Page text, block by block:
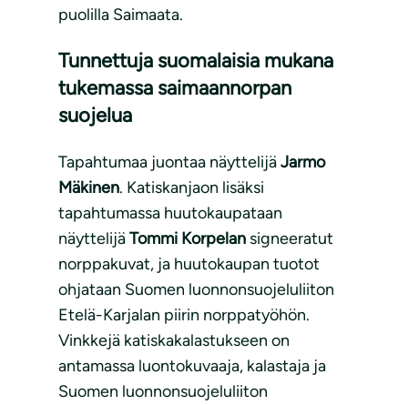
puolilla Saimaata.
Tunnettuja suomalaisia mukana
tukemassa saimaannorpan
suojelua
Tapahtumaa juontaa näyttelijäJarmo
Mäkinen. Katiskanjaon lisäksi
tapahtumassa huutokaupataan
näyttelijäTommi Korpelan signeeratut
norppakuvat, ja huutokaupan tuotot
ohjataan Suomen luonnonsuojeluliiton
Etelä-Karjalan piirin norppatyöhön.
Vinkkejä katiskakalastukseen on
antamassa luontokuvaaja, kalastaja ja
Suomen luonnonsuojeluliiton